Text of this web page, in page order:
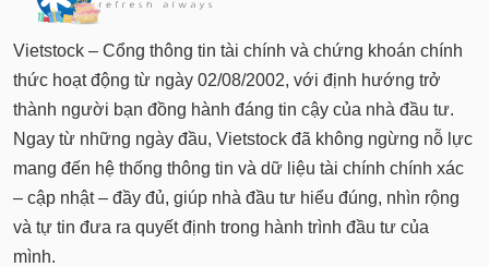
Vietstock – Cổng thông tin tài chính và chứng khoán chính
thức hoạt động từ ngày 02/08/2002, với định hướng trở
thành người bạn đồng hành đáng tin cậy của nhà đầu tư.
Ngay từ những ngày đầu, Vietstock đã không ngừng nỗ lực
mang đến hệ thống thông tin và dữ liệu tài chính chính xác
– cập nhật – đầy đủ, giúp nhà đầu tư hiểu đúng, nhìn rộng
và tự tin đưa ra quyết định trong hành trình đầu tư của
mình.